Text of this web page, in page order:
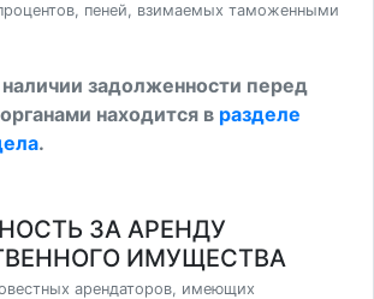
пеней, взимаемых таможенными
задолженности перед
находится в разделе
.
ЗА АРЕНДУ
ИМУЩЕСТВА
арендаторов, имеющих